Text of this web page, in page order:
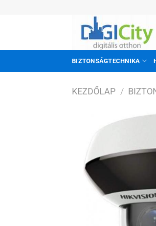
BIZTONSÁGTECHNIKA
KEZDŐLAP /